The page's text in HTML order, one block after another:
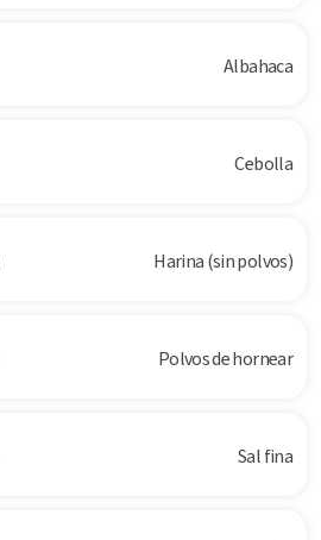
Albahaca
Cebolla
Harina (sin polvos)
Polvos de hornear
Sal fina